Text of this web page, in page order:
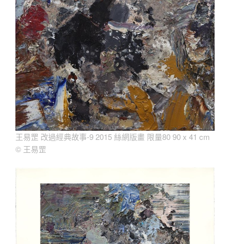
王易罡 改過經典故事-9 2015 絲網版畫 限量80 90 x 41 cm
© 王易罡